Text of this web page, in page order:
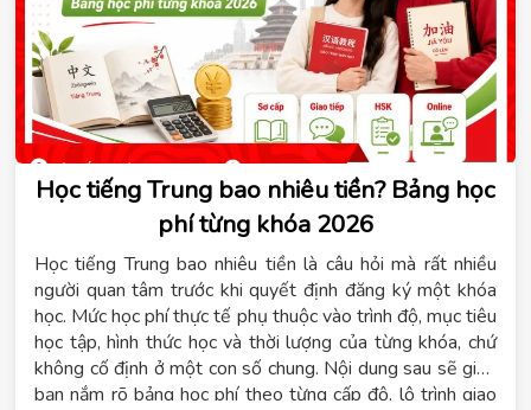
Học tiếng Trung bao nhiêu tiền? Bảng học
phí từng khóa 2026
Học tiếng Trung bao nhiêu tiền là câu hỏi mà rất nhiều
người quan tâm trước khi quyết định đăng ký một khóa
học. Mức học phí thực tế phụ thuộc vào trình độ, mục tiêu
học tập, hình thức học và thời lượng của từng khóa, chứ
không cố định ở một con số chung. Nội dung sau sẽ giúp
bạn nắm rõ bảng học phí theo từng cấp độ, lộ trình giao